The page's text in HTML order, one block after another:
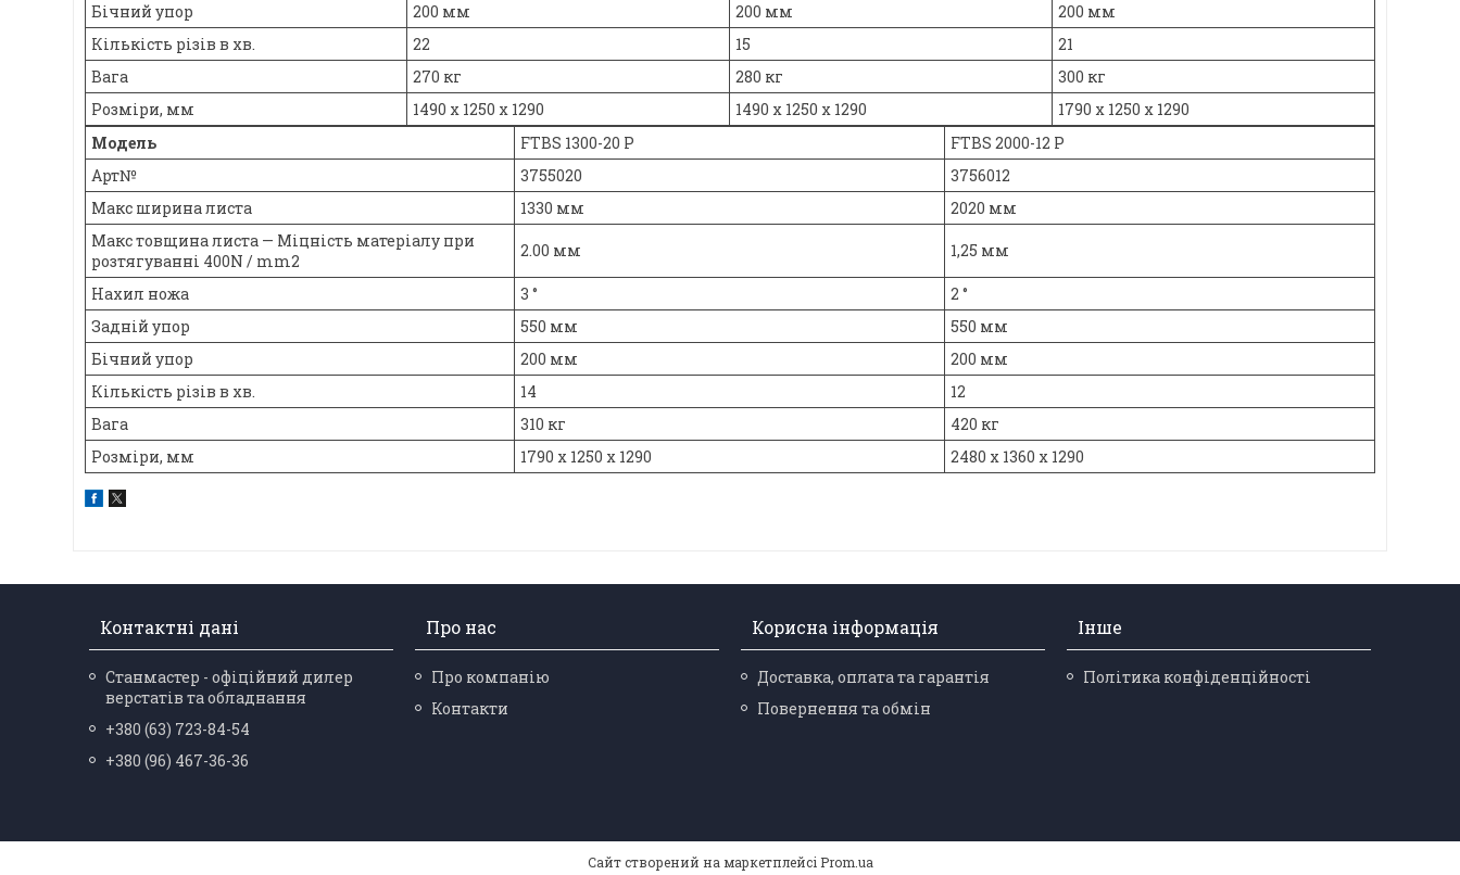
Бічний упор
200 мм 200 мм
200 мм
Кількість різів в хв.
22 15
21
Вага
270 кг 280 кг
300 кг
Розміри, мм
1490 x 1250 х 1290 1490 x 1250 х 1290
1790 x 1250 х 1290
Модель
FTBS 1300-20 P
FTBS 2000-12 P
Арт№
3755020
3756012
Макс ширина листа
1330 мм
2020 мм
Макс товщина листа — Міцність матеріалу при
розтягуванні 400N / mm2
2.00 мм 1,25 мм
Нахил ножа 3 °
2 °
Задній упор
550 мм
550 мм
Бічний упор
200 мм
200 мм
Кількість різів в хв.
14
12
Вага
310 кг
420 кг
Розміри, мм
1790 x 1250 х 1290 2480 x 1360 х 1290
Контактні дані
Станмастер - офіційний дилер
верстатів та обладнання
+380 (63) 723-84-54
+380 (96) 467-36-36
Про нас
Про компанію
Контакти
Корисна інформація
Доставка, оплата та гарантія
Повернення та обмін
Інше
Політика конфіденційності
Сайт створений на маркетплейсі Prom.ua